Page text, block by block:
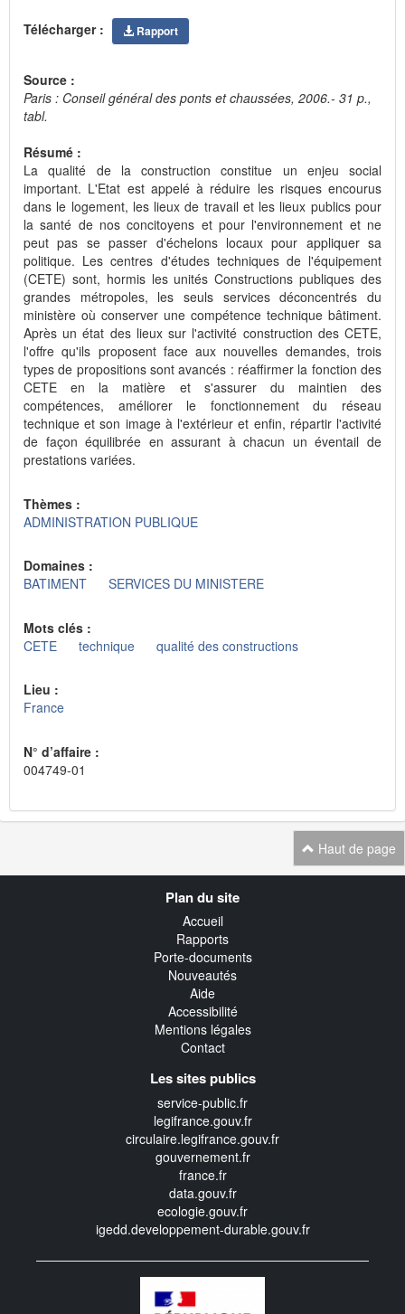
Télécharger : Rapport
Source :
Paris : Conseil général des ponts et chaussées, 2006.- 31 p.,
tabl.
Résumé :
La qualité de la construction constitue un enjeu social
important. L'Etat est appelé à réduire les risques encourus
dans le logement, les lieux de travail et les lieux publics pour
la santé de nos concitoyens et pour l'environnement et ne
peut pas se passer d'échelons locaux pour appliquer sa
politique. Les centres d'études techniques de l'équipement
(CETE) sont, hormis les unités Constructions publiques des
grandes métropoles, les seuls services déconcentrés du
ministère où conserver une compétence technique bâtiment.
Après un état des lieux sur l'activité construction des CETE,
l'offre qu'ils proposent face aux nouvelles demandes, trois
types de propositions sont avancés : réaffirmer la fonction des
CETE en la matière et s'assurer du maintien des
compétences, améliorer le fonctionnement du réseau
technique et son image à l'extérieur et enfin, répartir l'activité
de façon équilibrée en assurant à chacun un éventail de
prestations variées.
Thèmes :
ADMINISTRATION PUBLIQUE
Domaines :
BATIMENT
SERVICES DU MINISTERE
Mots clés :
CETE
technique qualité des constructions
Lieu :
France
N° d’affaire :
004749-01
Haut de page
Plan du site
Accueil
Rapports
Porte-documents
Nouveautés
Aide
Accessibilité
Mentions légales
Contact
Les sites publics
service-public.fr
legifrance.gouv.fr
circulaire.legifrance.gouv.fr
gouvernement.fr
france.fr
data.gouv.fr
ecologie.gouv.fr
igedd.developpement-durable.gouv.fr